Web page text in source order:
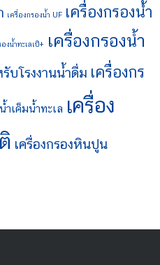
เครื่องกรองน้ำ UF เครื่องกรองน้ำ
งน้ำทะเลเป็+
เครื่องกรองน้ำ
บโรงงานน้ำดื่ม เครื่องกร
ำเค็มน้ำทะเล เครื่อง
เครื่องกรองหินปูน